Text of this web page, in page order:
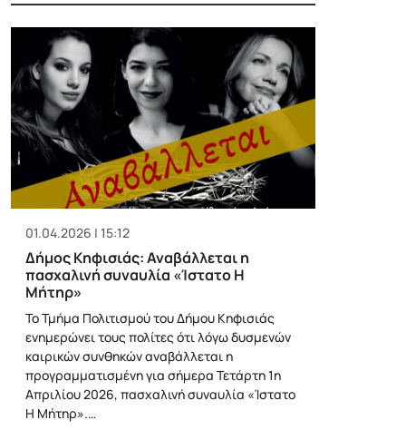
01.04.2026 | 15:12
Δήμος Κηφισιάς: Αναβάλλεται η
πασχαλινή συναυλία «Ίστατο Η
Μήτηρ»
Το Τμήμα Πολιτισμού του Δήμου Κηφισιάς
ενημερώνει τους πολίτες ότι λόγω δυσμενών
καιρικών συνθηκών αναβάλλεται η
προγραμματισμένη για σήμερα Τετάρτη 1η
Απριλίου 2026, πασχαλινή συναυλία «Ίστατο
Η Μήτηρ».…